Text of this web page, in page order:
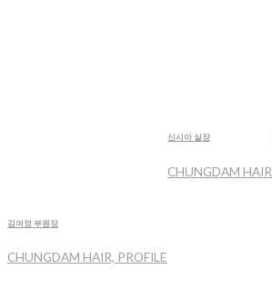
김여정 부원장
CHUNGDAM HAIR, PROFILE
신시아 실장
CHUNGDAM HAIR